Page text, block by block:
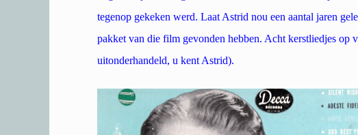
tegenop gekeken werd. Laat Astrid nou een aantal jaren
pakket van die film gevonden hebben. Acht kerstliedjes op
uitonderhandeld, u kent Astrid).